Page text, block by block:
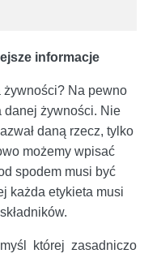
informacje
żywności? Na pewno
danej żywności. Nie
daną rzecz, tylko
możemy wpisać
spodem musi być
każda etykieta musi
której zasadniczo